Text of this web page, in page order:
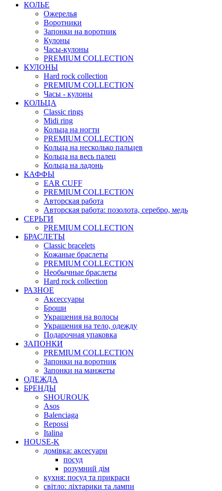
КОЛЬЕ
Ожерелья
Воротники
Запонки на воротник
Кулоны
Часы-кулоны
PREMIUM COLLECTION
КУЛОНЫ
Hard rock collection
PREMIUM COLLECTION
Часы - кулоны
КОЛЬЦА
Classic rings
Midi ring
Кольца на ногти
PREMIUM COLLECTION
Кольца на несколько пальцев
Кольца на весь палец
Кольца на ладонь
КАФФЫ
EAR CUFF
PREMIUM COLLECTION
Авторская работа
Авторская работа: позолота, серебро, медь
СЕРЬГИ
PREMIUM COLLECTION
БРАСЛЕТЫ
Classic bracelets
Кожаные браслеты
PREMIUM COLLECTION
Необычные браслеты
Hard rock collection
РАЗНОЕ
Аксессуары
Броши
Украшения на волосы
Украшения на тело, одежду
Подарочная упаковка
ЗАПОНКИ
PREMIUM COLLECTION
Запонки на воротник
Запонки на манжеты
ОДЕЖДА
БРЕНДЫ
SHOUROUK
Asos
Balenciaga
Repossi
Italina
HOUSE-K
домівка: аксесуари
посуд
розумний дім
кухня: посуд та прикраси
світло: ліхтарики та лампи